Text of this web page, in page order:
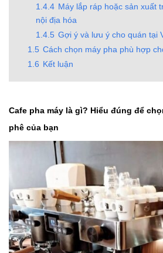
1.4.4 Máy lắp ráp hoặc sản xuất
nội địa hóa
1.4.5 Gợi ý và lưu ý cho quán tại
1.5 Cách chọn máy pha phù hợp
1.6 Kết luận
Cafe pha máy là gì? Hiểu đúng để
phê của bạn